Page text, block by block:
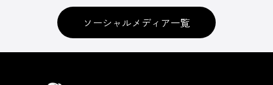
ソーシャルメディア一覧